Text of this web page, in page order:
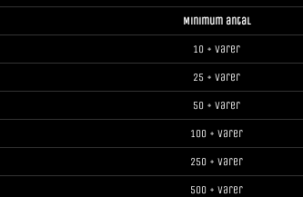
Minimum antal
10 + varer
25 + varer
50 + varer
100 + varer
250 + varer
500 + varer